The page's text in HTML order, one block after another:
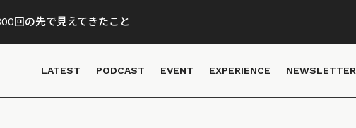
回の先で見えてきたこと
LATEST PODCAST EVENT EXPERIENCE NEWSLETTER